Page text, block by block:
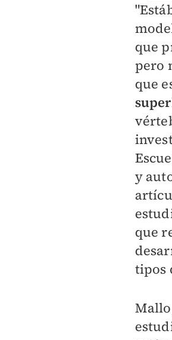
que
pero
que
y
que
tipos